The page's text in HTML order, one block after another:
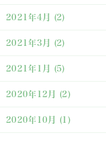
2021年4月 (2)
2021年3月 (2)
2021年1月 (5)
2020年12月 (2)
2020年10月 (1)